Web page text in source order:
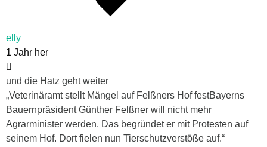
elly
1 Jahr her
und die Hatz geht weiter
„Veterinäramt stellt Mängel auf Felßners Hof festBayerns
Bauernpräsident Günther Felßner will nicht mehr
Agrarminister werden. Das begründet er mit Protesten auf
seinem Hof. Dort fielen nun Tierschutzverstöße auf.“